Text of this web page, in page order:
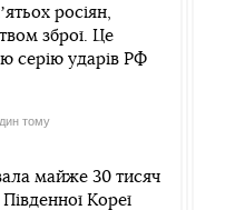
росіян,
зброї. Це
серію ударів РФ
тому
майже 30 тисяч
Кореї